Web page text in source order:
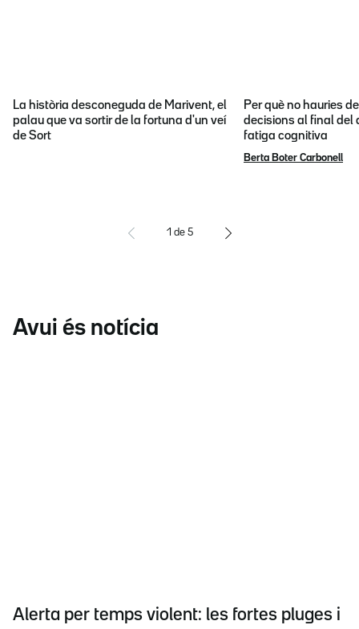
La història desconeguda de Marivent, el
palau que va sortir de la fortuna d'un veí
de Sort
Per què no hauries
decisions al final del
fatiga cognitiva
Berta Boter Carbonell
1 de 5
Avui és notícia
Alerta per temps violent: les fortes pluges i